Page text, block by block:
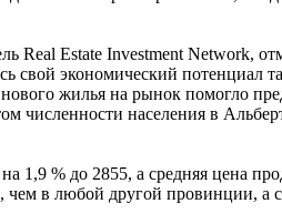
Real Estate Investment Network,
свой экономический потенциал
жилья на рынок помогло
численности населения в
1,9 % до 2855, а средняя цена
в любой другой провинции, а